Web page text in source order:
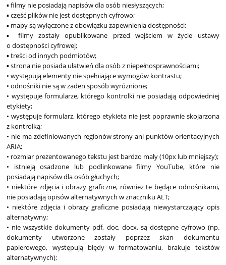
▪ filmy nie posiadają napisów dla osób niesłyszących;
▪ część plików nie jest dostępnych cyfrowo;
▪ mapy są wyłączone z obowiązku zapewnienia dostępności;
▪ filmy zostały opublikowane przed wejściem w życie ustawy
o dostępności cyfrowej;
▪ treści od innych podmiotów;
▪ strona nie posiada ułatwień dla osób z niepełnosprawnościami;
• występują elementy nie spełniające wymogów kontrastu;
• odnośniki nie są w żaden sposób wyróżnione;
• występuje formularze, którego kontrolki nie posiadają odpowiedniej
etykiety;
• występuje formularz, którego etykieta nie jest poprawnie skojarzona
z kontrolką;
• nie ma zdefiniowanych regionów strony ani punktów orientacyjnych
ARIA;
• rozmiar prezentowanego tekstu jest bardzo mały (10px lub mniejszy);
• istnieją osadzone lub podlinkowane filmy YouTube, które nie
posiadają napisów dla osób głuchych;
• niektóre zdjęcia i obrazy graficzne, również te będące odnośnikami,
nie posiadają opisów alternatywnych w znaczniku ALT;
• niektóre zdjęcia i obrazy graficzne posiadają niewystarczający opis
alternatywny;
• nie wszystkie dokumenty pdf, doc, docx, są dostępne cyfrowo (np.
dokumenty utworzone zostały poprzez skan dokumentu
papierowego, występują błędy w formatowaniu, brakuje tekstów
alternatywnych);